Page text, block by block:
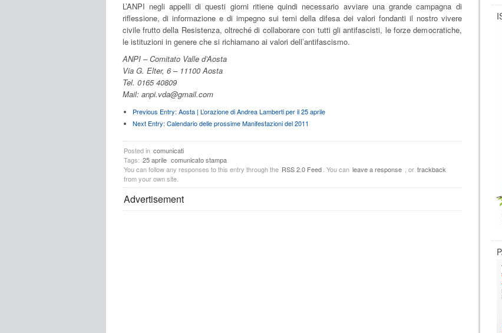
L’ANPI negli appelli di questi giorni ritiene quindi necessario avviare una grande campagna di
riflessione, di informazione e di impegno sui temi della difesa dei valori fondanti il nostro vivere
civile frutto della Resistenza, oltreché di collaborare con tutti gli antifascisti, le forze democratiche,
le istituzioni in genere che si richiamano ai valori dell’antifascismo.
ANPI – Comitato Valle d’Aosta
Via G. Elter, 6 – 11100 Aosta
Tel. 0165 40809
Mail: anpi.vda@gmail.com
Previous Entry: Aosta | L’orazione di Andrea Lamberti per il 25 aprile
Next Entry: Calendario delle prossime Manifestazioni del 2011
Posted in comunicati
Tags: 25 aprile comunicato stampa
You can follow any responses to this entry through the RSS 2.0 Feed . You can leave a response , or trackback
from your own site.
Advertisement